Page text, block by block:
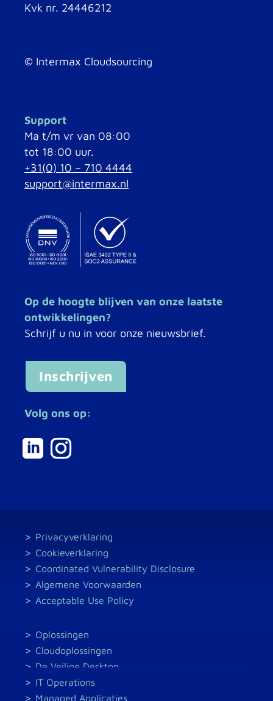
Kvk nr. 24446212
© Intermax Cloudsourcing
Support
Ma t/m vr van 08:00
tot 18:00 uur.
+31(0) 10 – 710 4444
support@intermax.nl
Op de hoogte blijven van onze laatste
ontwikkelingen?
Schrijf u nu in voor onze nieuwsbrief.
Inschrijven
Volg ons op:
Privacyverklaring
Cookieverklaring
Coordinated Vulnerability Disclosure
Algemene Voorwaarden
Acceptable Use Policy
Oplossingen
Cloudoplossingen
De Veilige Desktop
IT Operations
Managed Applicaties